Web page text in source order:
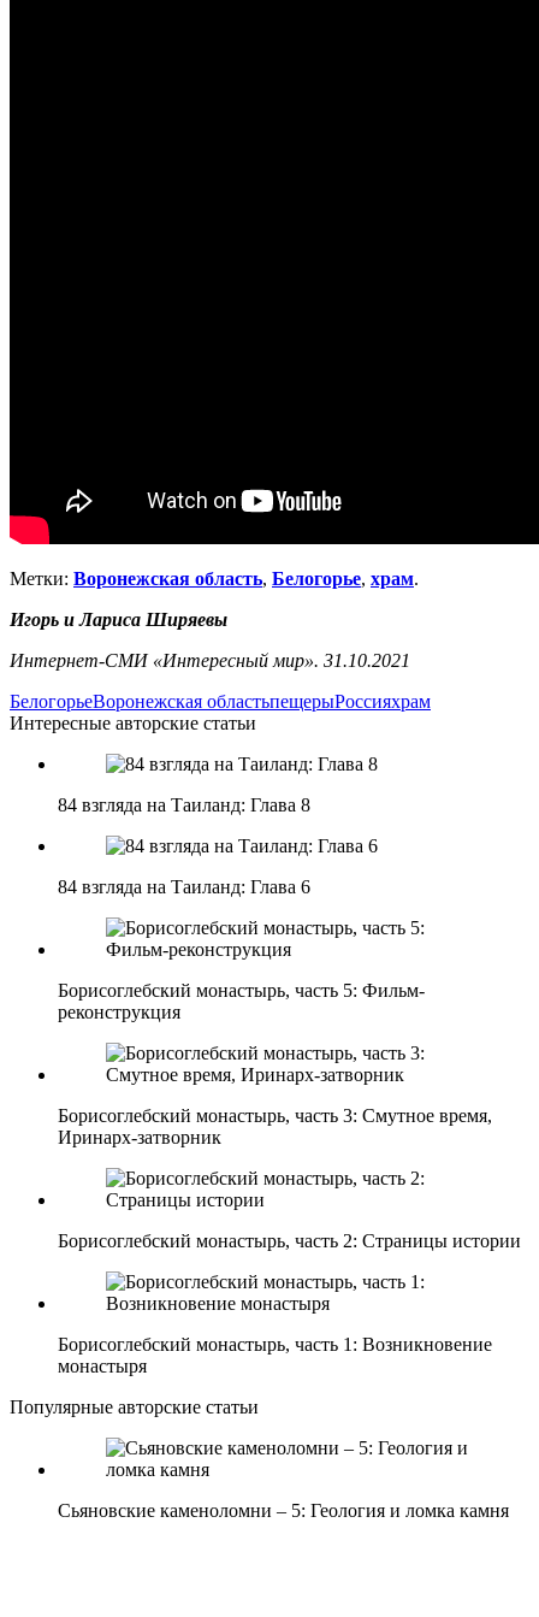
Метки: Воронежская область, Белогорье, храм.
Игорь и Лариса Ширяевы
Интернет-СМИ «Интересный мир». 31.10.2021
БелогорьеВоронежская областьпещерыРоссияхрам
Интересные авторские статьи
84 взгляда на Таиланд: Глава 8
84 взгляда на Таиланд: Глава 6
Борисоглебский монастырь, часть 5: Фильм-
реконструкция
Борисоглебский монастырь, часть 3: Смутное время,
Иринарх-затворник
Борисоглебский монастырь, часть 2: Страницы истории
Борисоглебский монастырь, часть 1: Возникновение
монастыря
Популярные авторские статьи
Сьяновские каменоломни – 5: Геология и ломка камня